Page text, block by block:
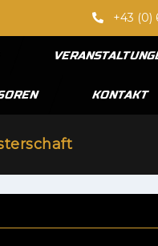
+43 (0)
KONTAKT